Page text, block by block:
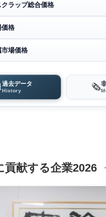
ラップ総合価格
格
場価格
過去データ
History 🗞️
貢献する企業2026